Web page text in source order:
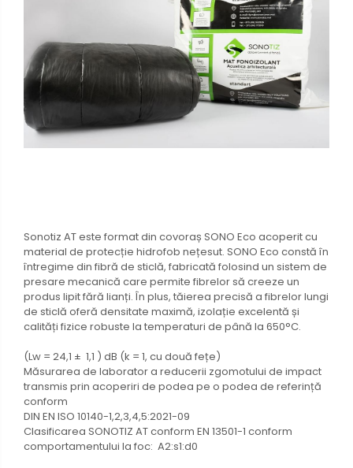
Sonotiz AT este format din covoraș SONO Eco acoperit cu
material de protecție hidrofob nețesut. SONO Eco constă în
întregime din fibră de sticlă, fabricată folosind un sistem de
presare mecanică care permite fibrelor să creeze un
produs lipit fără lianți. În plus, tăierea precisă a fibrelor lungi
de sticlă oferă densitate maximă, izolație excelentă și
calități fizice robuste la temperaturi de până la 650°C.
(Lw = 24,1 ± 1,1 ) dB (k = 1, cu două fețe)
Măsurarea de laborator a reducerii zgomotului de impact
transmis prin acoperiri de podea pe o podea de referință
conform
DIN EN ISO 10140-1,2,3,4,5:2021-09
Clasificarea SONOTIZ AT conform EN 13501-1 conform
comportamentului la foc: A2:s1:d0